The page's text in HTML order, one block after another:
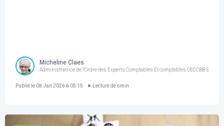
Micheline Claes
Administratrice de l'Ordre des Experts Comptables Et comptables OECCBB SR
Publié le 08 Jan 2026 à 05:15 Lecture de 6min